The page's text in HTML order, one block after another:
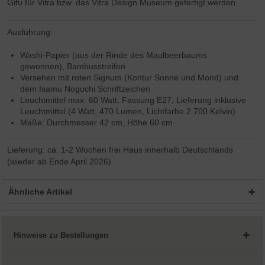
Gifu für Vitra bzw. das Vitra Design Museum gefertigt werden.
Ausführung:
Washi-Papier (aus der Rinde des Maulbeerbaums
gewonnen), Bambusstreifen
Versehen mit roten Signum (Kontur Sonne und Mond) und
dem Isamu Noguchi Schriftzeichen
Leuchtmittel max. 60 Watt, Fassung E27, Lieferung inklusive
Leuchtmittel (4 Watt, 470 Lumen, Lichtfarbe 2.700 Kelvin)
Maße: Durchmesser 42 cm, Höhe 60 cm
Lieferung: ca. 1-2 Wochen frei Haus innerhalb Deutschlands
(wieder ab Ende April 2026)
Ähnliche Artikel
Hinweise zu Bestellungen